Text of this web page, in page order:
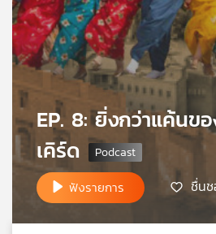
เกี่ยว
กับ
เรา
เครือ
ข่าย
วิทยุ
ไทย
เอส
EP. 8: ยิ่งกว่าแค้นข
เคิร์ด
ฟังรายการ ชื่น